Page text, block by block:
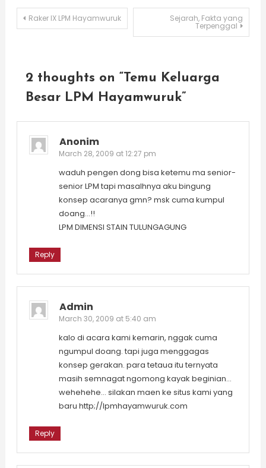
Post
Raker IX LPM Hayamwuruk Sejarah, Fakta yang
Terpenggal
2 thoughts on “Temu Keluarga
Besar LPM Hayamwuruk”
Anonim
March 28, 2009 at 12:27 pm
waduh pengen dong bisa ketemu ma senior-
senior LPM tapi masalhnya aku bingung
konsep acaranya gmn? msk cuma kumpul
doang…!!
LPM DIMENSI STAIN TULUNGAGUNG
Reply
Admin
March 30, 2009 at 5:40 am
kalo di acara kami kemarin, nggak cuma
ngumpul doang. tapi juga menggagas
konsep gerakan. para tetaua itu ternyata
masih semnagat ngomong kayak beginian…
wehehehe… silakan maen ke situs kami yang
baru http;//lpmhayamwuruk.com
Reply